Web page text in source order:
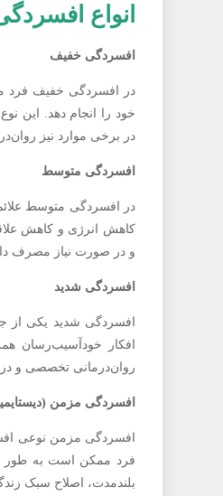
انواع
افسردگی خفیف
در افسردگی خفیف فرد
خود را انجام دهد. این
در برخی موارد نیز
افسردگی متوسط
در افسردگی متوسط
کاهش انرژی و کاهش
و در صورت نیاز مصرف
افسردگی شدید
افسردگی شدید یکی از
افکار خودآسیب‌رسان
روان‌درمانی تخصصی و در
افسردگی مزمن
افسردگی مزمن نوعی
فرد ممکن است به طور
بلندمدت، اصلاح سبک